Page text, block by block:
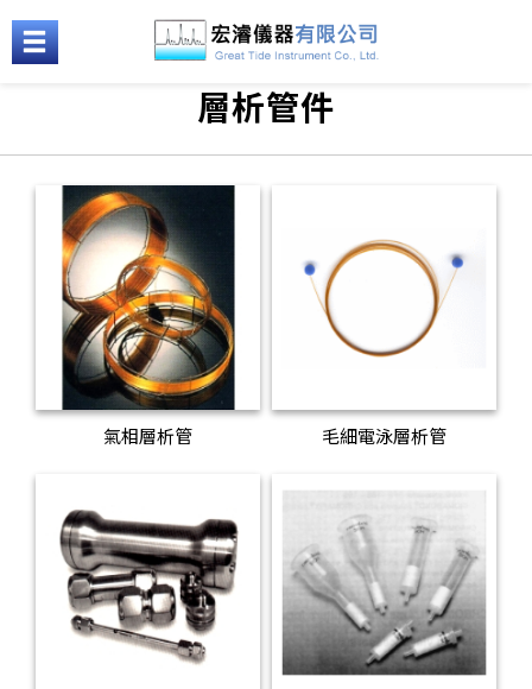
層析管件
氣相層析管 毛細電泳層析管